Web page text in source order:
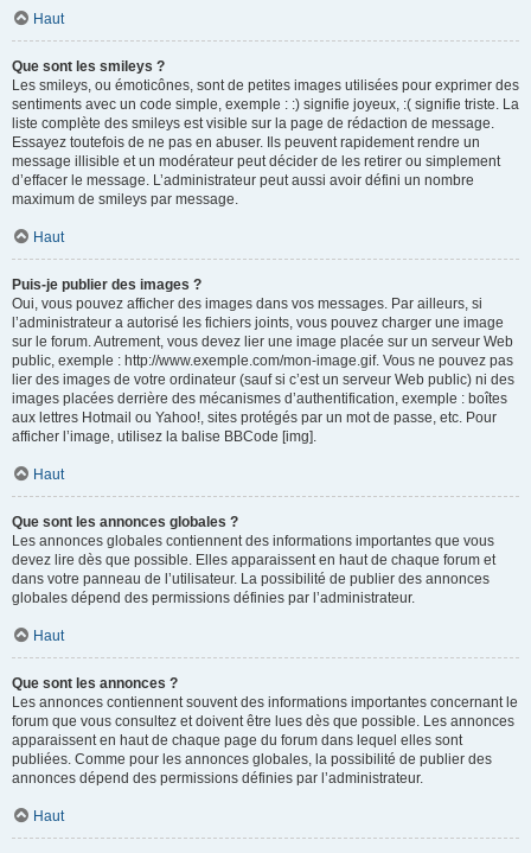
Haut
Que sont les smileys ?
Les smileys, ou émoticônes, sont de petites images utilisées pour exprimer des
sentiments avec un code simple, exemple : :) signifie joyeux, :( signifie triste. La
liste complète des smileys est visible sur la page de rédaction de message.
Essayez toutefois de ne pas en abuser. Ils peuvent rapidement rendre un
message illisible et un modérateur peut décider de les retirer ou simplement
d’effacer le message. L’administrateur peut aussi avoir défini un nombre
maximum de smileys par message.
Haut
Puis-je publier des images ?
Oui, vous pouvez afficher des images dans vos messages. Par ailleurs, si
l’administrateur a autorisé les fichiers joints, vous pouvez charger une image
sur le forum. Autrement, vous devez lier une image placée sur un serveur Web
public, exemple : http://www.exemple.com/mon-image.gif. Vous ne pouvez pas
lier des images de votre ordinateur (sauf si c’est un serveur Web public) ni des
images placées derrière des mécanismes d’authentification, exemple : boîtes
aux lettres Hotmail ou Yahoo!, sites protégés par un mot de passe, etc. Pour
afficher l’image, utilisez la balise BBCode [img].
Haut
Que sont les annonces globales ?
Les annonces globales contiennent des informations importantes que vous
devez lire dès que possible. Elles apparaissent en haut de chaque forum et
dans votre panneau de l’utilisateur. La possibilité de publier des annonces
globales dépend des permissions définies par l’administrateur.
Haut
Que sont les annonces ?
Les annonces contiennent souvent des informations importantes concernant le
forum que vous consultez et doivent être lues dès que possible. Les annonces
apparaissent en haut de chaque page du forum dans lequel elles sont
publiées. Comme pour les annonces globales, la possibilité de publier des
annonces dépend des permissions définies par l’administrateur.
Haut